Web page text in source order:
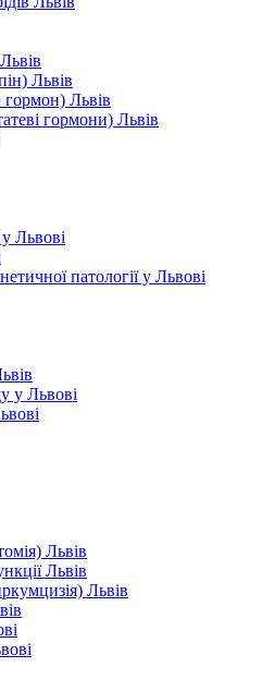
Львів
Львів
гормони) Львів
Львові
патології у Львові
у Львові
Львів
Львів
Львів